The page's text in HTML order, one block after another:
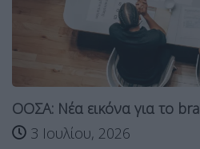
ΟΟΣΑ: Νέα εικόνα για το
3 Ιουλίου, 2026